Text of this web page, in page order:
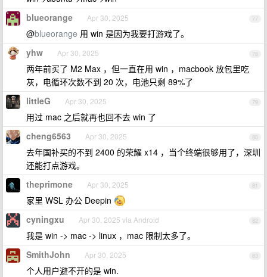
77
blueorange Apr 30, 2025
@blueorange 用 win 是因为我要打游戏了。
78
yhw Apr 30, 2025
两年前买了 M2 Max ，但一直在用 win ，macbook 放包里吃
灰，电循环次数不到 20 次，电池只剩 89%了
79
littleG Apr 30, 2025
用过 mac 之后就再也回不去 win 了
80
cheng6563 Apr 30, 2025
去年国补买的不到 2400 的荣耀 x14 ，当个终端很够用了，深圳
还能打点游戏。
81
theprimone Apr 30, 2025
家里 WSL 办公 Deepin
82
cyningxu Apr 30, 2025 via Android
我是 win -> mac -> linux ，mac 限制太多了。
83
SmithJohn Apr 30, 2025
个人用户避不开的是 win.